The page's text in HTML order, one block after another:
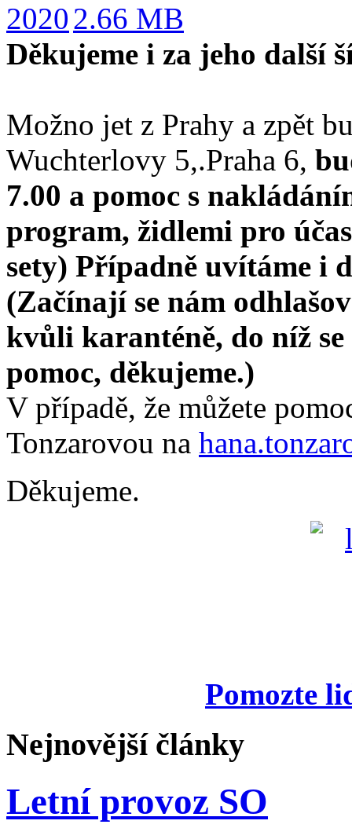
20202.66 MB
Děkujeme i za jeho další
Možno jet z Prahy a zpět
Wuchterlovy 5,.Praha 6,
7.00 a pomoc s
program, židlemi pro
sety) Případně uvítáme i
(Začínají se nám
kvůli karanténě, do níž
pomoc, děkujeme.)
V případě, že můžete
Tonzarovou na
Děkujeme.
Pomozte
Nejnovější články
Letní provoz SO